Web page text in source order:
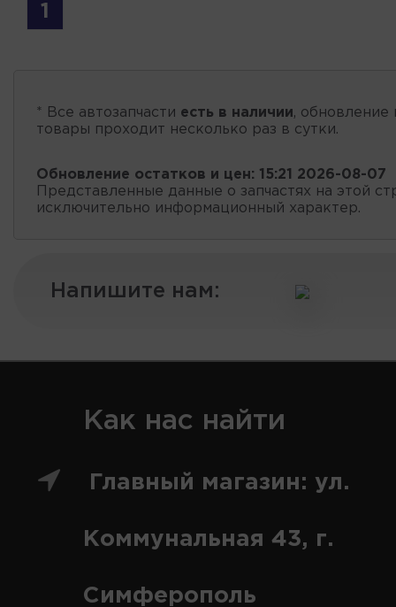
1
* Все автозапчасти есть в наличии, обновление
товары проходит несколько раз в сутки.
Обновление остатков и цен: 15:21 2026-08-07
Представленные данные о запчастях на этой
исключительно информационный характер.
Напишите нам:
Как нас найти
Главный магазин: ул.
Коммунальная 43, г.
Симферополь